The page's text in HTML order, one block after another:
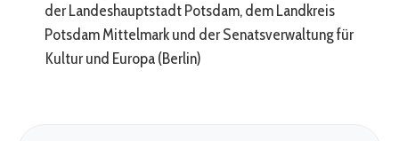
der Landeshauptstadt Potsdam, dem Landkreis
Potsdam Mittelmark und der Senatsverwaltung für
Kultur und Europa (Berlin)